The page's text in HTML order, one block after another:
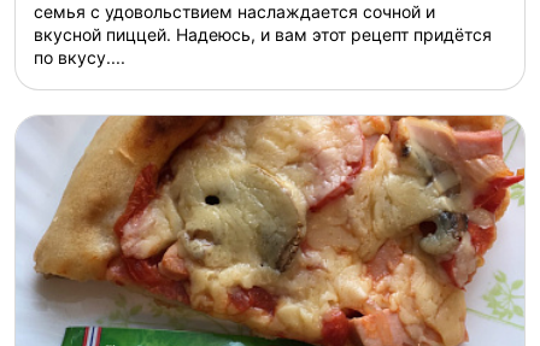
семья с удовольствием наслаждается сочной и
вкусной пиццей. Надеюсь, и вам этот рецепт придётся
по вкусу....